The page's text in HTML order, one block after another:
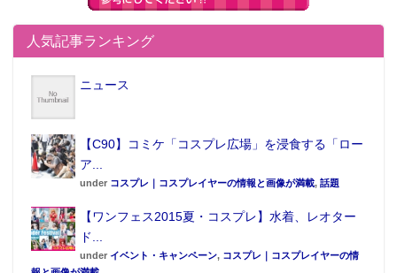
人気記事ランキング
ニュース
【C90】コミケ「コスプレ広場」を浸食する「ロー
ア...
under コスプレ｜コスプレイヤーの情報と画像が満載, 話題
【ワンフェス2015夏・コスプレ】水着、レオター
ド...
under イベント・キャンペーン, コスプレ｜コスプレイヤーの情